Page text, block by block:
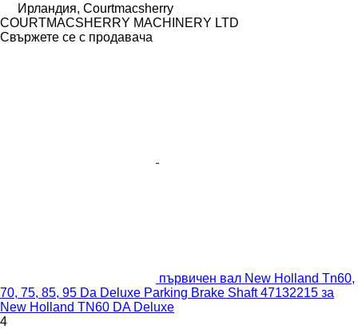
Ирландия, Courtmacsherry
COURTMACSHERRY MACHINERY LTD
Свържете се с продавача
първичен вал New Holland Tn60,
70, 75, 85, 95 Da Deluxe Parking Brake Shaft 47132215 за
New Holland TN60 DA Deluxe
4